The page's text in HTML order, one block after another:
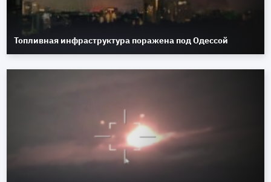
Топливная инфраструктура поражена под Одессой